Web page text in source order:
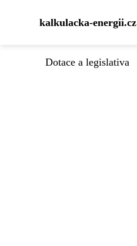
kalkulacka-energii.cz
Dotace a legislativa